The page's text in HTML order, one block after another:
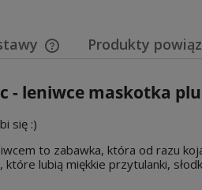
Cena nie zawiera
płatności
Produkty
- leniwce maskotka
się :)
to zabawka, która od razu
lubią miękkie przytulanki,